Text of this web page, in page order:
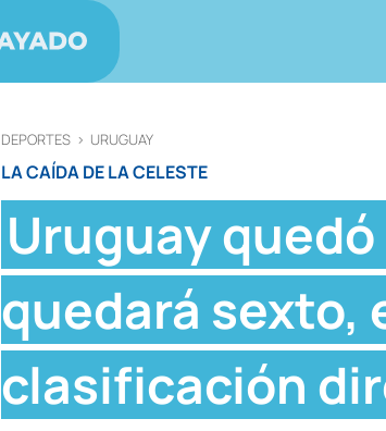
DEPORTES > URUGUAY
LA CAÍDA DE LA CELESTE
Uruguay
quedará sexto,
clasificación